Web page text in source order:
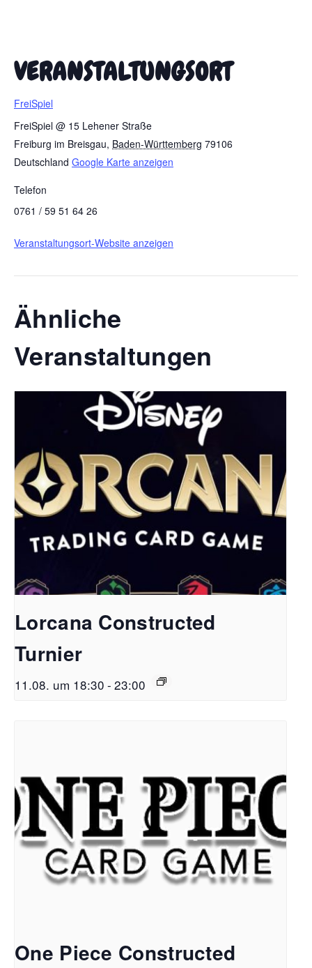
VERANSTALTUNGSORT
FreiSpiel
FreiSpiel @ 15 Lehener Straße
Freiburg im Breisgau, Baden-Württemberg 79106
Deutschland Google Karte anzeigen
Telefon
0761 / 59 51 64 26
Veranstaltungsort-Website anzeigen
Ähnliche
Veranstaltungen
Lorcana Constructed
Turnier
11.08. um 18:30 - 23:00
One Piece Constructed